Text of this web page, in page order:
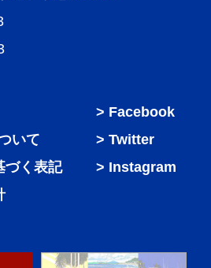
いて
づく表記
Facebook
Twitter
Instagram